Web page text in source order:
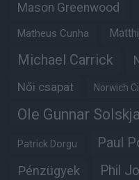
Mason Greenwood
Matheus Cunha
Michael Carrick
Női csapat Norwich
Ole Gunnar
Patrick Dorgu Paul
Pénzügyek Phil